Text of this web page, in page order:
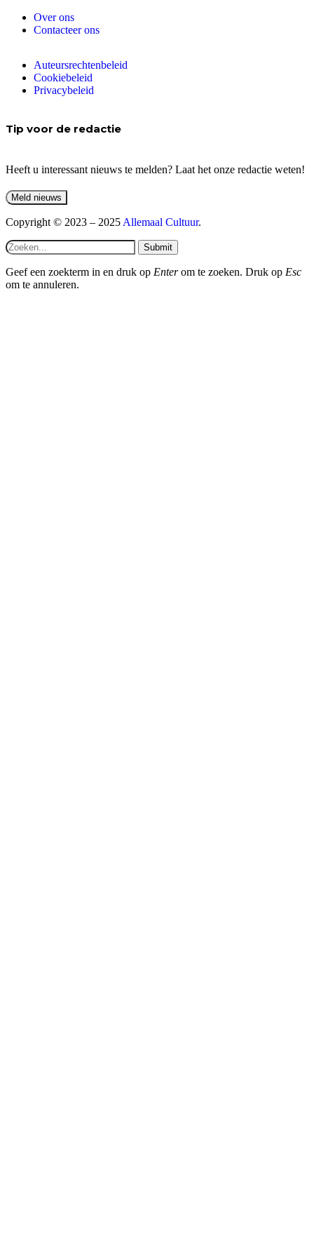
Over ons
Contacteer ons
Auteursrechtenbeleid
Cookiebeleid
Privacybeleid
Tip voor de redactie
Heeft u interessant nieuws te melden? Laat het onze redactie weten!
Copyright © 2023 – 2025 Allemaal Cultuur.
Submit
Geef een zoekterm in en druk op Enterom te zoeken. Druk op Esc
om te annuleren.